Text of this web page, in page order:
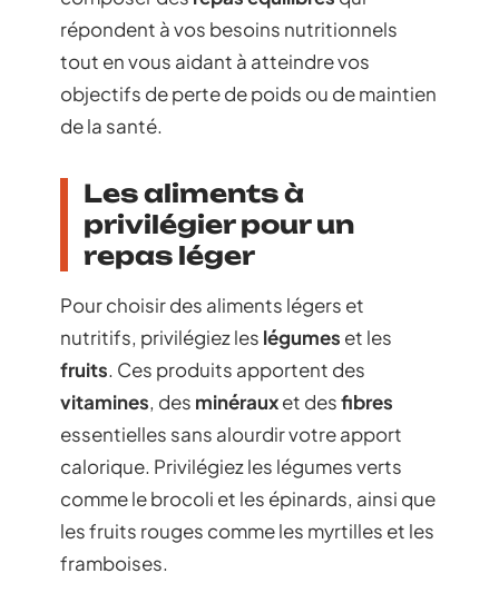
répondent à vos besoins nutritionnels
tout en vous aidant à atteindre vos
objectifs de perte de poids ou de maintien
de la santé.
Les aliments à
privilégier pour un
repas léger
Pour choisir des aliments légers et
nutritifs, privilégiez les légumes et les
fruits. Ces produits apportent des
vitamines, des minérauxet desfibres
essentielles sans alourdir votre apport
calorique. Privilégiez les légumes verts
comme le brocoli et les épinards, ainsi que
les fruits rouges comme les myrtilles et les
framboises.